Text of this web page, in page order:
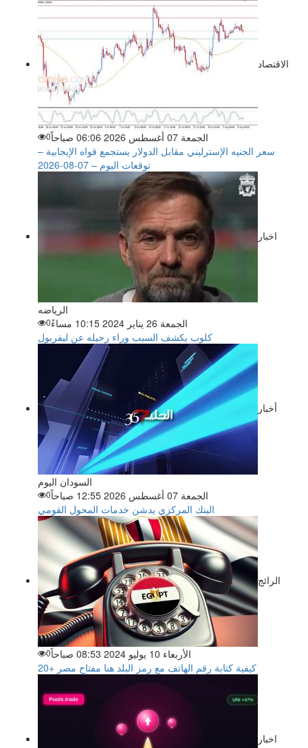
الاقتصاد
الجمعة 07 أغسطس 2026 06:06 صباحاً 0
سعر الجنيه الإسترليني مقابل الدولار يستجمع قواه الإيجابية –
توقعات اليوم – 07-08-2026
اخبار
الرياضه
الجمعة 26 يناير 2024 10:15 مساءً
0
كلوب يكشف السبب وراء رحيله عن ليفربول
أخبار
السودان اليوم
الجمعة 07 أغسطس 2026 12:55 صباحاً
0
البنك المركزي يدشن خدمات المحول القومي
الرائج
الأربعاء 10 يوليو 2024 08:53 صباحاً 0
كيفية كتابة رقم الهاتف مع رمز البلد هنا مفتاح مصر +20
اخبار